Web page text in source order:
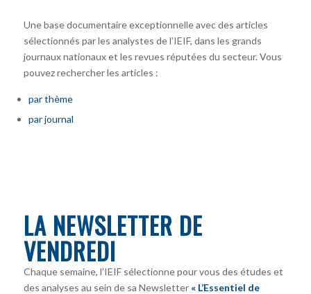
Une base documentaire exceptionnelle avec des articles
sélectionnés par les analystes de l’IEIF, dans les grands
journaux nationaux et les revues réputées du secteur. Vous
pouvez rechercher les articles :
par thème
par journal
LA NEWSLETTER DE
VENDREDI
Chaque semaine, l’IEIF sélectionne pour vous des études et
des analyses au sein de sa Newsletter « L’Essentiel de